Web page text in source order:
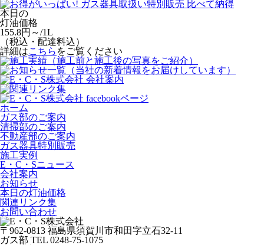
本日の
灯油価格
155.8円～/1L
（税込・配達料込）
詳細はこちら をご覧ください
ホーム
ガス部のご案内
清掃部のご案内
不動産部のご案内
ガス器具特別販売
施工実例
E・C・Sニュース
会社案内
お知らせ
本日の灯油価格
関連リンク集
お問い合わせ
〒962-0813 福島県須賀川市和田字立石32-11
ガス部 TEL 0248-75-1075